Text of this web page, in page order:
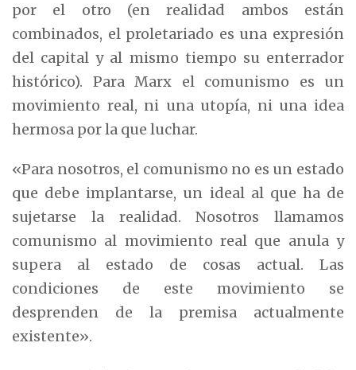
por el otro (en realidad ambos están
combinados, el proletariado es una expresión
del capital y al mismo tiempo su enterrador
histórico). Para Marx el comunismo es un
movimiento real, ni una utopía, ni una idea
hermosa por la que luchar.
«Para nosotros, el comunismo no es un estado
que debe implantarse, un ideal al que ha de
sujetarse la realidad. Nosotros llamamos
comunismo al movimiento real que anula y
supera al estado de cosas actual. Las
condiciones de este movimiento se
desprenden de la premisa actualmente
existente».